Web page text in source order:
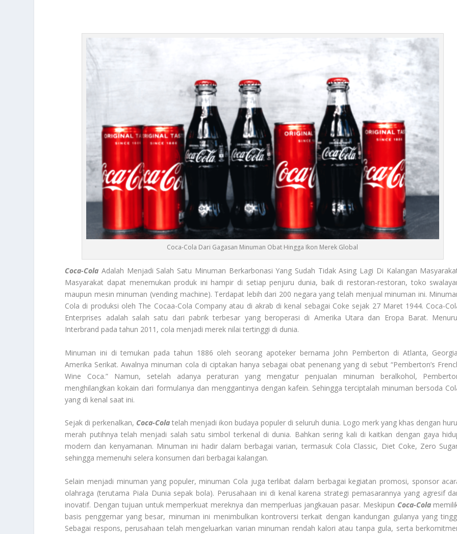
Coca-Cola Dari Gagasan Minuman Obat Hingga Ikon Merek Global
Coca-Cola Adalah Menjadi Salah Satu Minuman Berkarbonasi Yang Sudah Tidak Asing Lagi Di Kalangan
Masyarakat dapat menemukan produk ini hampir di setiap penjuru dunia, baik di restoran-restoran, toko
maupun mesin minuman (vending machine). Terdapat lebih dari 200 negara yang telah menjual minuman ini.
Cola di produksi oleh The Cocaa-Cola Company atau di akrab di kenal sebagai Coke sejak 27 Maret 1944. Coca-
Enterprises adalah salah satu dari pabrik terbesar yang beroperasi di Amerika Utara dan Eropa Barat.
Interbrand pada tahun 2011, cola menjadi merek nilai tertinggi di dunia.
Minuman ini di temukan pada tahun 1886 oleh seorang apoteker bernama John Pemberton di Atlanta,
Amerika Serikat. Awalnya minuman cola di ciptakan hanya sebagai obat penenang yang di sebut “Pemberton’s
Wine Coca.” Namun, setelah adanya peraturan yang mengatur penjualan minuman beralkohol,
menghilangkan kokain dari formulanya dan menggantinya dengan kafein. Sehingga terciptalah minuman bersoda
yang di kenal saat ini.
Sejak di perkenalkan, Coca-Cola telah menjadi ikon budaya populer di seluruh dunia. Logo merk yang khas dengan
merah putihnya telah menjadi salah satu simbol terkenal di dunia. Bahkan sering kali di kaitkan dengan gaya
modern dan kenyamanan. Minuman ini hadir dalam berbagai varian, termasuk Cola Classic, Diet Coke, Zero
sehingga memenuhi selera konsumen dari berbagai kalangan.
Selain menjadi minuman yang populer, minuman Cola juga terlibat dalam berbagai kegiatan promosi, sponsor
olahraga (terutama Piala Dunia sepak bola). Perusahaan ini di kenal karena strategi pemasarannya yang agresif
inovatif. Dengan tujuan untuk memperkuat mereknya dan memperluas jangkauan pasar. Meskipun Coca-Cola
basis penggemar yang besar, minuman ini menimbulkan kontroversi terkait dengan kandungan gulanya yang
Sebagai respons, perusahaan telah mengeluarkan varian minuman rendah kalori atau tanpa gula, serta